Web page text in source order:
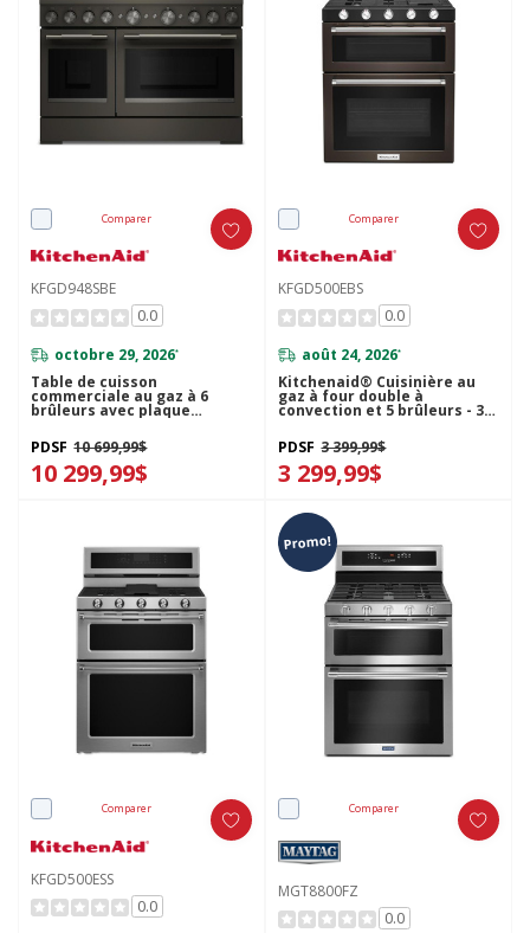
Comparer
KFGD948SBE
0.0
octobre 29, 2026*
Table de cuisson
commerciale au gaz à 6
brûleurs avec plaque
48 po KFGD948SBE
PDSF 10 699,99$
10 299,99$
Comparer
KFGD500EBS
0.0
août 24, 2026*
Kitchenaid® Cuisinière au
gaz à four double à
convection et 5 brûleurs - 30
PDSF 3 399,99$
3 299,99$
Comparer
KFGD500ESS
0.0
Promo!
Comparer
MGT8800FZ
0.0